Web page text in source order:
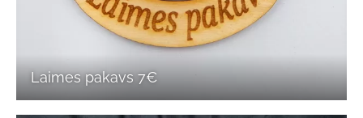
Laimes pakavs 7€